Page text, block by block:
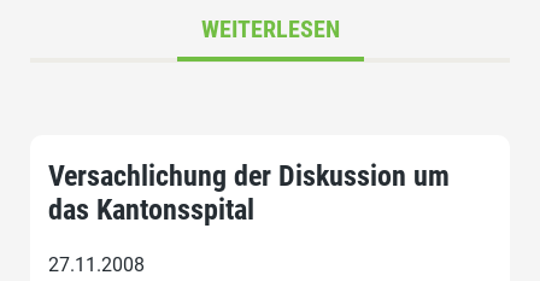
WEITERLESEN
Versachlichung der Diskussion um
das Kantonsspital
27.11.2008